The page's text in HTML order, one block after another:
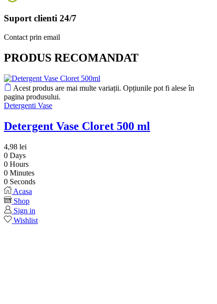
Suport clienti 24/7
Contact prin email
PRODUS RECOMANDAT
Acest produs are mai multe variații. Opțiunile pot fi alese în
pagina produsului.
Detergenti Vase
Detergent Vase Cloret 500 ml
4,98 lei
0 Days
0 Hours
0 Minutes
0 Seconds
Acasa
Shop
Sign in
Wishlist